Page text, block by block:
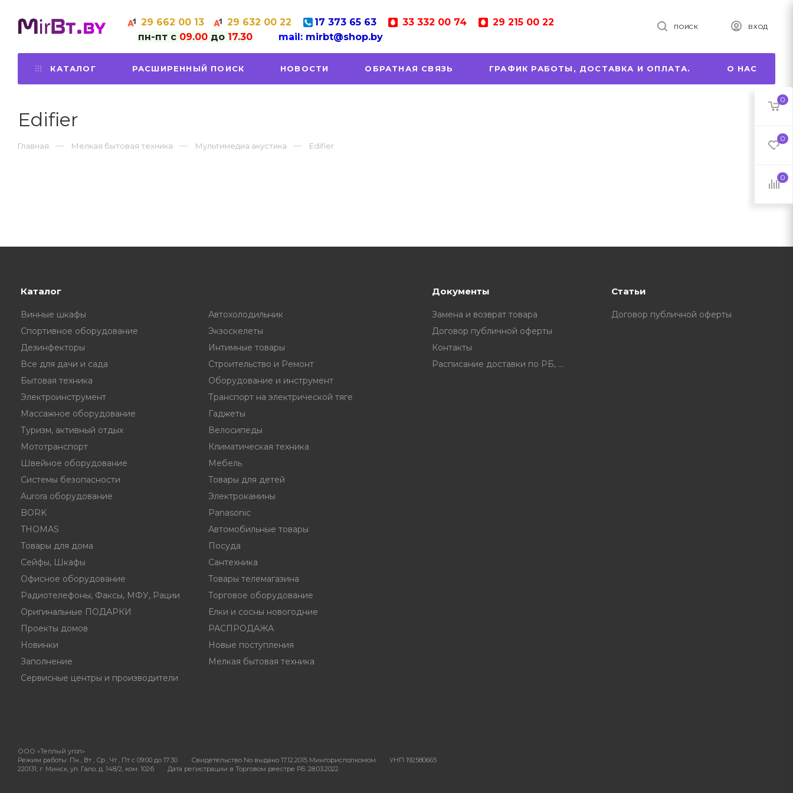
29 662 00 13 29 632 00 22 17373 65 63 33 332 00 74 29 215 00 22
пн-пт с 09.00 до 17.30 mail: mirbt@shop.by
ПОИСК ВХОД
КАТАЛОГ РАСШИРЕННЫЙ ПОИСК НОВОСТИ ОБРАТНАЯ СВЯЗЬ ГРАФИК РАБОТЫ, ДОСТАВКА И ОПЛАТА. О НАС
0
0
0
Edifier
Главная Мелкая бытовая техника Мультимедиа акустика Edifier
Каталог
Винные шкафы
Автохолодильник
Спортивное оборудование
Экзоскелеты
Дезинфекторы
Интимные товары
Все для дачи и сада
Строительство и Ремонт
Бытовая техника
Оборудование и инструмент
Электроинструмент
Транспорт на электрической тяге
Массажное оборудование
Гаджеты
Туризм, активный отдых
Велосипеды
Мототранспорт
Климатическая техника
Швейное оборудование
Мебель
Системы безопасности
Товары для детей
Aurora оборудование
Электрокамины
BORK
Panasonic
THOMAS
Автомобильные товары
Товары для дома
Посуда
Сейфы, Шкафы
Сантехника
Офисное оборудование
Товары телемагазина
Радиотелефоны, Факсы, МФУ, Рации
Торговое оборудование
Оригинальные ПОДАРКИ
Елки и сосны новогодние
Проекты домов
РАСПРОДАЖА
Новинки
Новые поступления
Заполнение
Мелкая бытовая техника
Сервисные центры и производители
Документы
Замена и возврат товара
Договор публичной оферты
Контакты
Расписание доставки по РБ, доплата за некоторые нас. пункты.
Статьи
Договор публичной оферты
ООО «Теплый угол»
Режим работы: Пн , Вт , Ср , Чт , Пт c 09:00 до 17:30 Свидетельство No выдано 17.12.2015 Мингорисполкомом
УНП 192580665
220131, г. Минск, ул. Гало, д. 148/2, ком. 102б
Дата регистрации в Торговом реестре РБ: 28.03.2022